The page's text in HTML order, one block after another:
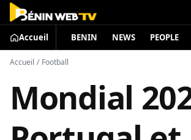
Accueil BENIN NEWS PEOPLE
Accueil / Football
Mondial